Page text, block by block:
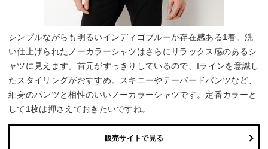
シンプルながらも明るいインディゴブルーが存在感ある1着。洗
い仕上げられたノーカラーシャツはさらにリラックス感のあるシ
ャツに見えます。首元がすっきりしているので、Iラインを意識し
たスタイリングがおすすめ。スキニーやテーパードパンツなど、
細身のパンツと相性のいいノーカラーシャツです。定番カラーと
して1枚は押さえておきたいですね。
販売サイトで見る